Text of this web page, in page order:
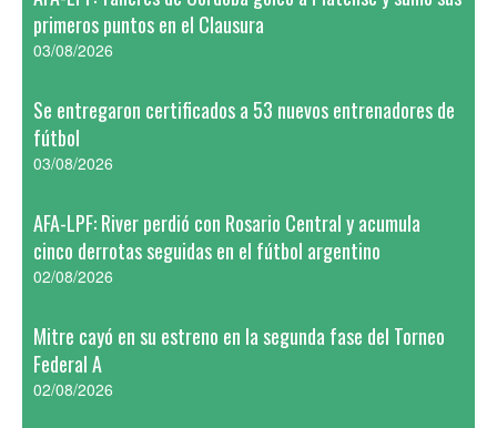
primeros puntos en el Clausura
03/08/2026
Se entregaron certificados a 53 nuevos entrenadores de
fútbol
03/08/2026
AFA-LPF: River perdió con Rosario Central y acumula
cinco derrotas seguidas en el fútbol argentino
02/08/2026
Mitre cayó en su estreno en la segunda fase del Torneo
Federal A
02/08/2026